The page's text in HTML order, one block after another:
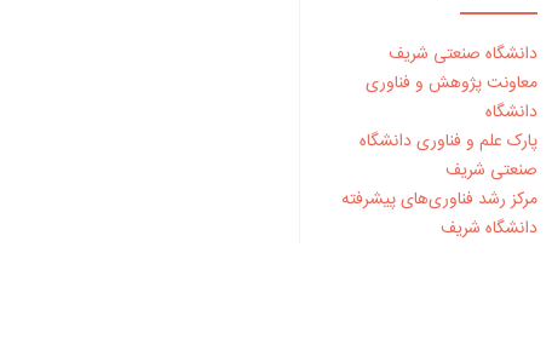
دانشگاه و هلدینگ آفتاب برگزار شد.
دانشگاه صنعتی شریف
معاونت پژوهش و فناوری
دانشگاه
پارک علم و فناوری دانشگاه
صنعتی شریف
مرکز رشد فناوری‌های پیشرفته
دانشگاه شریف